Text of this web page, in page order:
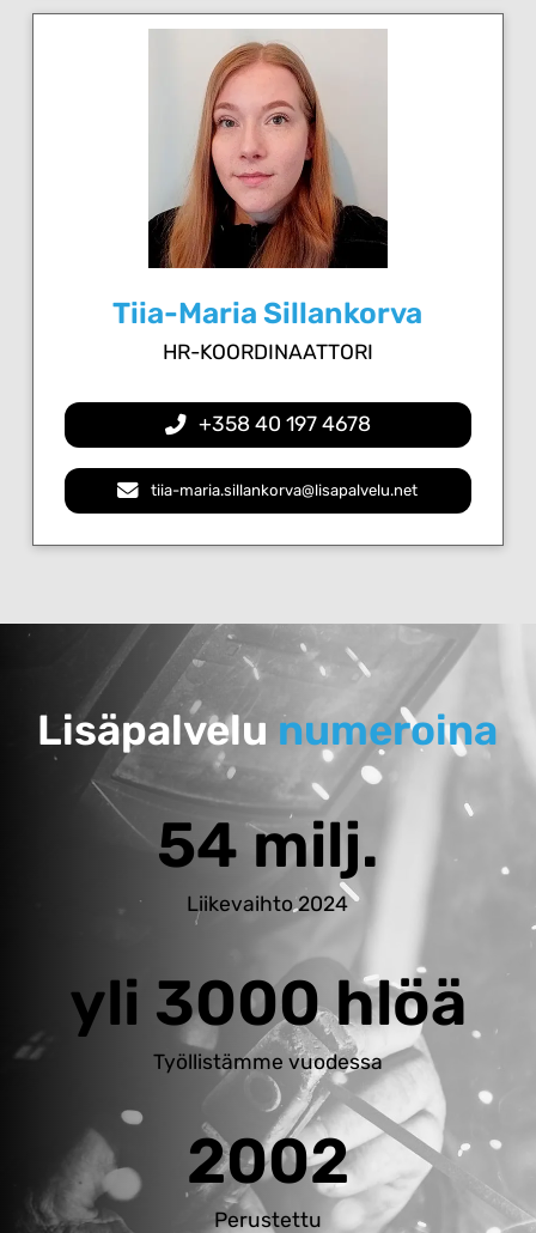
Tiia-Maria Sillankorva
HR-KOORDINAATTORI
+358 40 197 4678
tiia-maria.sillankorva@lisapalvelu.net
Lisäpalvelu numeroina
54 milj.
Liikevaihto 2024
yli 3000 hlöä
Työllistämme vuodessa
2002
Perustettu